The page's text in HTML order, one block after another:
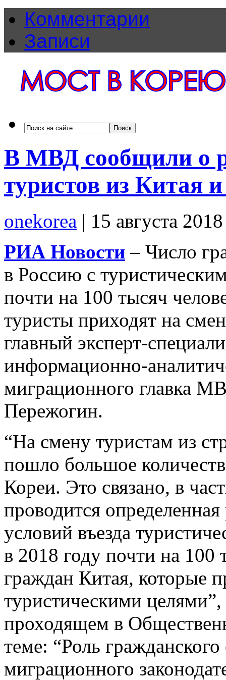
Комментарии
Записи
В МВД сообщили о
туристов из
onekorea | 15 августа
РИА Новости – Число
в Россию с
почти на 100 тысяч
туристы приходят на
главный эксперт-
информационно-
миграционного главка
Пережогин.
“На смену туристам из
пошло большое
Кореи. Это связано, в
проводится
условий въезда
в 2018 году почти на 100
граждан Китая, которые
туристическими
проходящем в
теме: “Роль
миграционного